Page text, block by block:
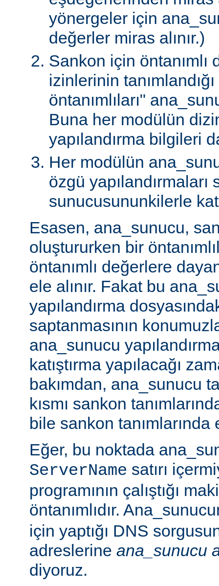
yönergeler için
değerler miras alınır.)
Sankon için öntanımlı
izinlerinin
öntanımlıları"
Buna her modülün
yapılandırma bilgileri
Her modülün
özgü yapılandırmaları
sunucusununkilerle
Esasen, ana_sunucu,
oluştururken bir
öntanımlı değerlere
ele alınır. Fakat bu
yapılandırma
saptanmasının
ana_sunucu
katıştırma yapılacağı
bakımdan, ana_sunucu
kısmı sankon
bile sankon tanımlarında
Eğer, bu noktada
ServerName satırı
programının çalıştığı
öntanımlıdır.
için yaptığı DNS
adreslerine ana_sunucu
diyoruz.